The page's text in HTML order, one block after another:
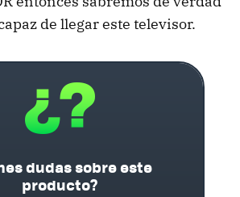
de llegar este televisor.
dudas sobre este
producto?